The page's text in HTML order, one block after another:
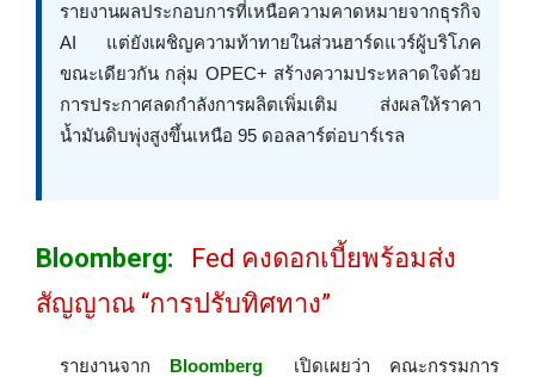
รายงานผลประกอบการที่เหนือความคาดหมายจากธุรกิจ
AI แต่ยังเผชิญความท้าทายในส่วนฮาร์ดแวร์ผู้บริโภค
ขณะเดียวกัน กลุ่ม OPEC+ สร้างความประหลาดใจด้วย
การประกาศลดกำลังการผลิตเพิ่มเติม ส่งผลให้ราคา
น้ำมันดิบพุ่งสูงขึ้นเหนือ 95 ดอลลาร์ต่อบาร์เรล
Bloomberg:
Fed คงดอกเบี้ยพร้อมส่ง
สัญญาณ “การปรับทิศทาง”
รายงานจาก Bloomberg
เปิดเผยว่า คณะกรรมการ